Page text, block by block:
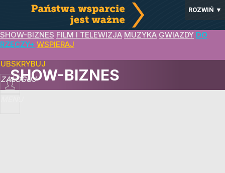
ROZWIŃ ▼
SHOW-BIZNES FILM I TELEWIZJA MUZYKA GWIAZDY DO
RZECZY+ WSPIERAJ
ZALOGUJ
SHOW-BIZNES